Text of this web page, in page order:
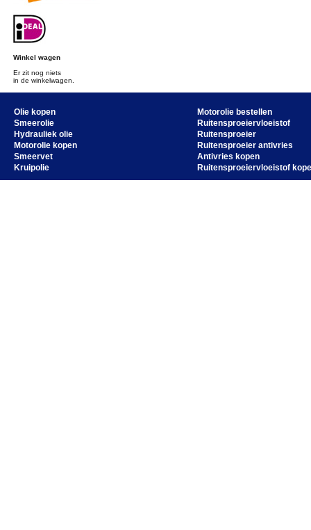
Winkel wagen
Er zit nog niets
in de winkelwagen.
Olie kopen
Smeerolie
Hydrauliek olie
Motorolie kopen
Smeervet
Kruipolie
Motorolie bestellen
Ruitensproeiervloeistof
Ruitensproeier
Ruitensproeier antivries
Antivries kopen
Ruitensproeiervloeistof